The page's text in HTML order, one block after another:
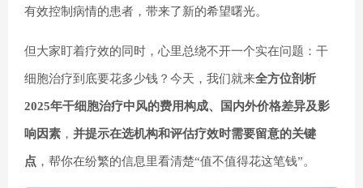
有效控制病情的患者，带来了新的希望曙光。
但大家盯着疗效的同时，心里总绕不开一个实在问题：干
细胞治疗到底要花多少钱？今天，我们就来全方位剖析
2025年干细胞治疗中风的费用构成、国内外价格差异及影
响因素 ， 并提示在选机构和评估疗效时需要留意的关键
点 ，帮你在纷繁的信息里看清楚“值不值得花这笔钱”。